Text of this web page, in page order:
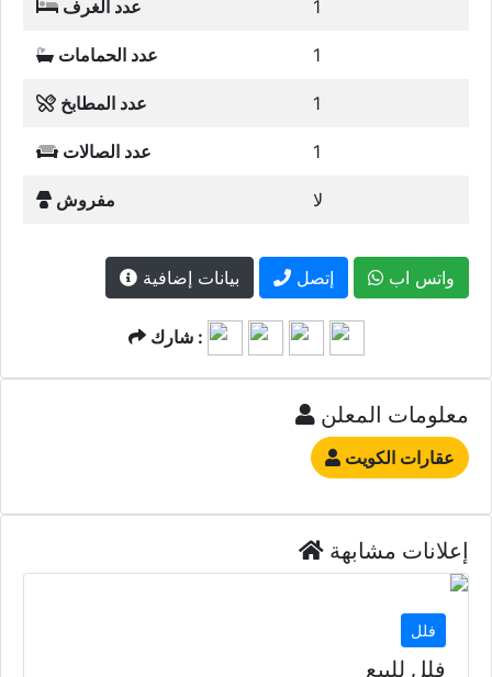
عدد الغرف 1
عدد الحمامات 1
عدد المطابخ 1
عدد الصالات 1
مفروش لا
بيانات إضافية إتصل واتس اب
شارك :
معلومات المعلن
عقارات الكويت
إعلانات مشابهة
فلل
فلل للبيع